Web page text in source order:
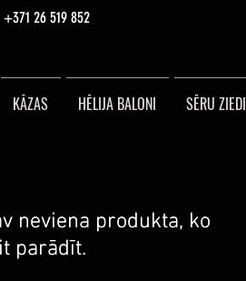
+371 26 519 852
KĀZAS HĒLIJA BALONI SĒRU ZIEDI
neviena produkta, ko
parādīt.
neviena produkta, ko
parādīt.